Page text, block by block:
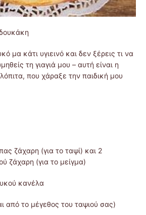
μα κάτι υγιεινό και δεν ξέρεις τι να
τη γιαγιά μου – αυτή είναι η
που χάραξε την παιδική μου
ζάχαρη (για το ταψί) και 2
ζάχαρη (για το μείγμα)
κανέλα
από το μέγεθος του ταψιού σας)